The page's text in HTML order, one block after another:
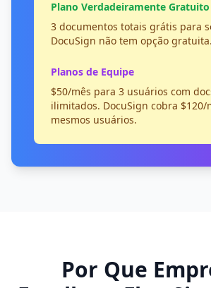
Plano Verdadeiramente Gratuito
3 documentos totais grátis para
DocuSign não tem opção gratuita.
Planos de Equipe
$50/mês para 3 usuários com
ilimitados. DocuSign cobra $120/
mesmos usuários.
Por Que